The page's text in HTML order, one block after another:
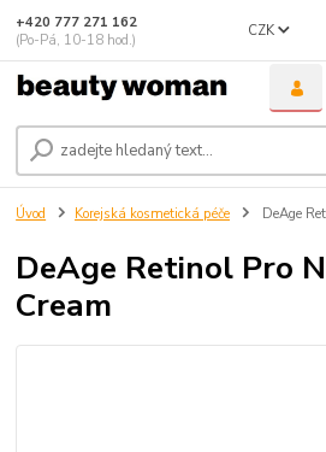
CZK
+420 777 271 162
(Po-Pá, 10-18 hod.)
Úvod Korejská kosmetická péče DeAge
DeAge Retinol Pro
Cream